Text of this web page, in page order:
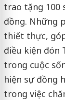
trao tặng 100
đồng. Những
thiết thực,
điều kiện đón
trong cuộc
hiện sự đồng
trong việc